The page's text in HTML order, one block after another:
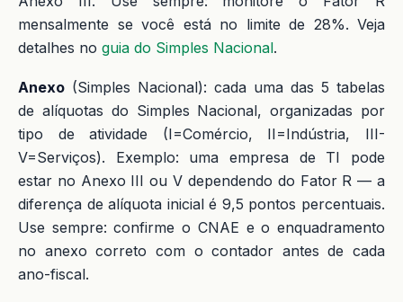
mensalmente se você está no limite de 28%. Veja
detalhes no guia do Simples Nacional.
Anexo (Simples Nacional): cada uma das 5 tabelas
de alíquotas do Simples Nacional, organizadas por
tipo de atividade (I=Comércio, II=Indústria, III-
V=Serviços). Exemplo: uma empresa de TI pode
estar no Anexo III ou V dependendo do Fator R — a
diferença de alíquota inicial é 9,5 pontos percentuais.
Use sempre: confirme o CNAE e o enquadramento
no anexo correto com o contador antes de cada
ano-fiscal.